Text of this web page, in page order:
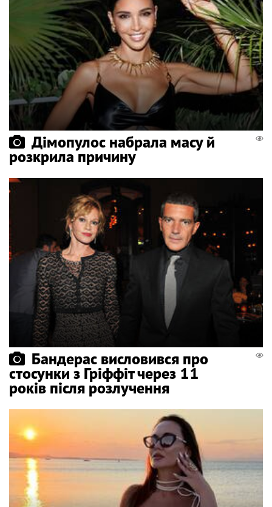
Дімопулос набрала масу й
розкрила причину
Бандерас висловився про
стосунки з Гріффіт через 11
років після розлучення